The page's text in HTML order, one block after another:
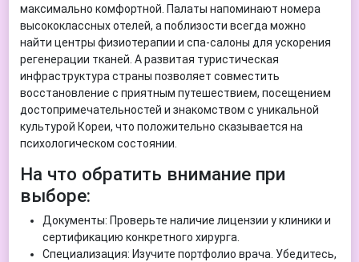
максимально комфортной. Палаты напоминают номера
высококлассных отелей, а поблизости всегда можно
найти центры физиотерапии и спа-салоны для ускорения
регенерации тканей. А развитая туристическая
инфраструктура страны позволяет совместить
восстановление с приятным путешествием, посещением
достопримечательностей и знакомством с уникальной
культурой Кореи, что положительно сказывается на
психологическом состоянии.
На что обратить внимание при
выборе:
Документы: Проверьте наличие лицензии у клиники и
сертификацию конкретного хирурга.
Специализация: Изучите портфолио врача. Убедитесь,